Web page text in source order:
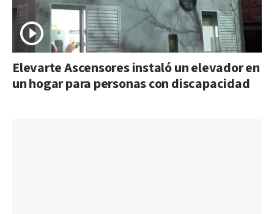
Elevarte Ascensores instaló un elevador en
un hogar para personas con discapacidad